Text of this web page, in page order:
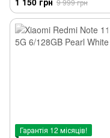
9 999 грн
Гарантія 12 місяців!